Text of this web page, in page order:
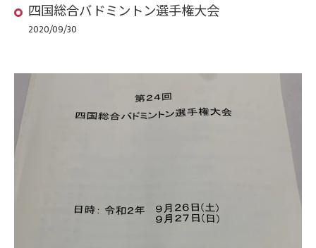
四国総合バドミントン選手権大会
2020/09/30